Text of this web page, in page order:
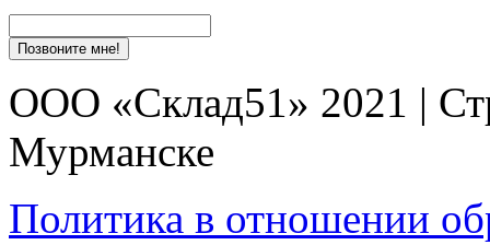
ООО «Склад51» 2021 |
Мурманске
Политика в отношении